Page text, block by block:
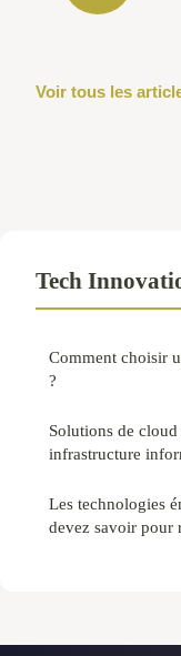
Voir tous les
Tech
Comment choisir
?
Solutions de
infrastructure
Les technologies
devez savoir pour